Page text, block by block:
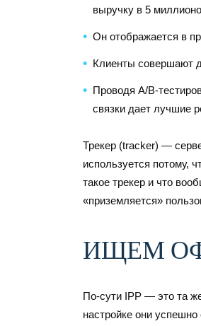
выручку в 5
Он отображается в
Клиенты совершают
Проводя A/B-
связки дает лучшие
Трекер (tracker) —
используется потому,
такое трекер и что
«приземляется»
ИЩЕМ
По-сути IPP — это та
настройке они